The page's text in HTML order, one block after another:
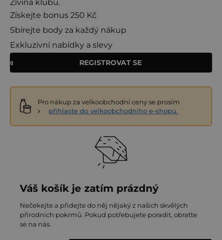
Živina klubu.
Získejte bonus 250 Kč
Sbírejte body za každý nákup
Exkluzivní nabídky a slevy
REGISTROVAT SE
Pro nákup za velkoobchodní ceny se prosím
přihlaste do velkoobchodního e-shopu.
Váš košík je zatím prázdný
Nečekejte a přidejte do něj nějaký z našich skvělých
přírodních pokrmů. Pokud potřebujete poradit, obraťte
se na nás.